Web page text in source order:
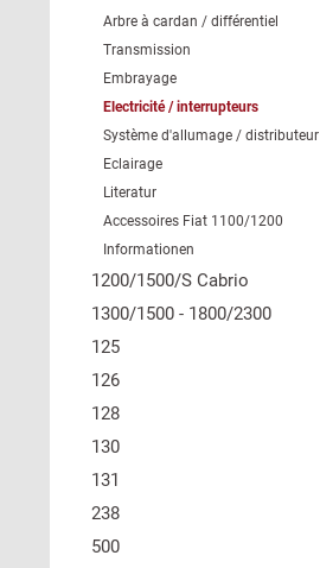
Arbre à cardan / différentiel
Transmission
Embrayage
Electricité / interrupteurs
Système d'allumage / distributeur
Eclairage
Literatur
Accessoires Fiat 1100/1200
Informationen
1200/1500/S Cabrio
1300/1500 - 1800/2300
125
126
128
130
131
238
500